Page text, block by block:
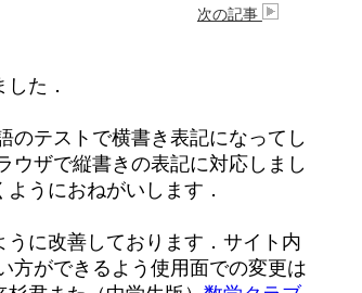
次の記事
た．
のテストで横書き表記になってし
ウザで縦書きの表記に対応しまし
うにおねがいします．
に改善しております．サイト内
方ができるよう使用面での変更は